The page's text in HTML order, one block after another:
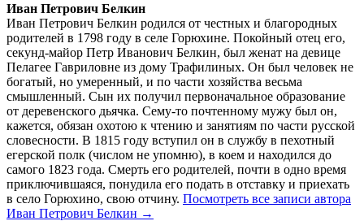
Иван Петрович Белкин
Иван Петрович Белкин родился от честных и благородных
родителей в 1798 году в селе Горюхине. Покойный отец его,
секунд-майор Петр Иванович Белкин, был женат на девице
Пелагее Гавриловне из дому Трафилиных. Он был человек не
богатый, но умеренный, и по части хозяйства весьма
смышленный. Сын их получил первоначальное образование
от деревенского дьячка. Сему-то почтенному мужу был он,
кажется, обязан охотою к чтению и занятиям по части русской
словесности. В 1815 году вступил он в службу в пехотный
егерской полк (числом не упомню), в коем и находился до
самого 1823 года. Смерть его родителей, почти в одно время
приключившаяся, понудила его подать в отставку и приехать
в село Горюхино, свою отчину. Посмотреть все записи автора
Иван Петрович Белкин →